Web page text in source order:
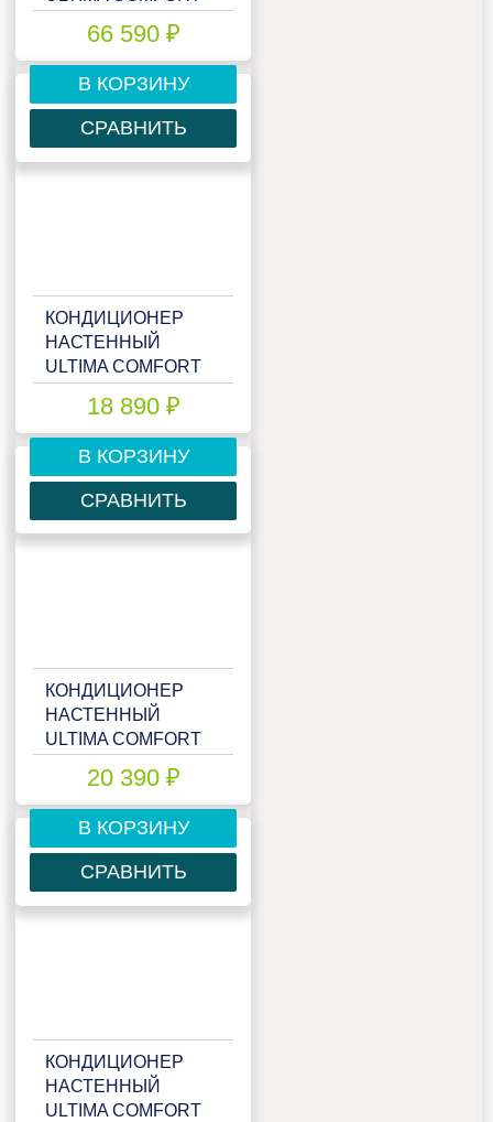
66 590 ₽
В КОРЗИНУ
СРАВНИТЬ
КОНДИЦИОНЕР
НАСТЕННЫЙ
ULTIMA COMFORT
18 890 ₽
В КОРЗИНУ
СРАВНИТЬ
КОНДИЦИОНЕР
НАСТЕННЫЙ
ULTIMA COMFORT
20 390 ₽
В КОРЗИНУ
СРАВНИТЬ
КОНДИЦИОНЕР
НАСТЕННЫЙ
ULTIMA COMFORT